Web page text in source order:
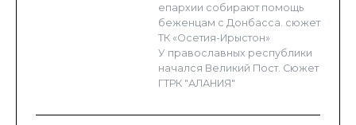
епархии собирают помощь
беженцам с Донбасса. сюжет
ТК «Осетия-Ирыстон»
У православных республики
начался Великий Пост. Сюжет
ГТРК "АЛАНИЯ"